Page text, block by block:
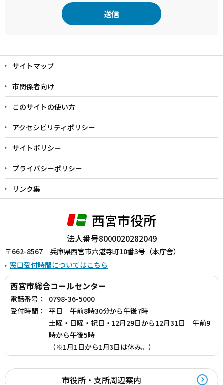
文
こ
こ
ま
で
サイトマップ
市関係者向け
このサイトの使い方
アクセシビリティポリシー
サイトポリシー
プライバシーポリシー
リンク集
西宮市役所
法人番号8000020282049
〒662-8567 兵庫県西宮市六湛寺町10番3号（本庁舎）
窓口受付時間についてはこちら
西宮市総合コールセンター
電話番号：
0798-36-5000
受付時間：
平日 午前8時30分から午後7時
土曜・日曜・祝日・12月29日から12月31日 午前9
時から午後5時
（※1月1日から1月3日は休み。）
市役所・支所周辺案内